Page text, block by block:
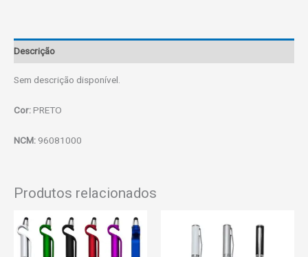
Descrição
Sem descrição disponível.
Cor:PRETO
NCM: 96081000
Produtos relacionados